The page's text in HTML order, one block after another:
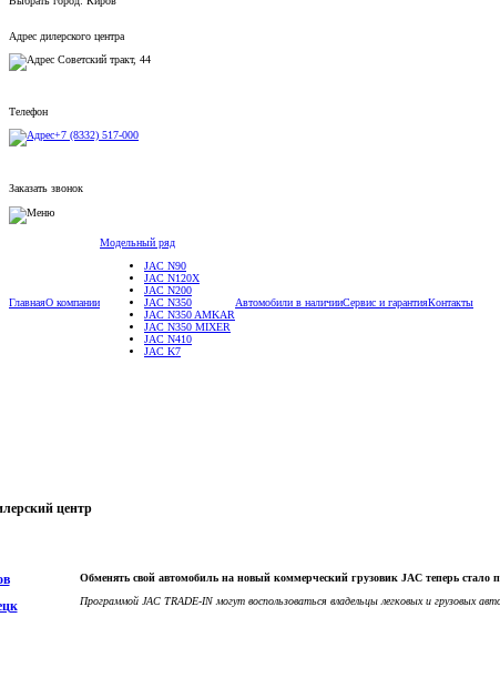
центр
Адрес дилерского центра
Советский тракт, 44
Телефон
+7 (8332) 517-000
Заказать звонок
ГлавнаяО компании
Модельный ряд
JAC N90
JAC N120X
JAC N200
JAC N350
JAC N350 AMKAR
JAC N350 MIXER
JAC N410
JAC K7
Автомобили в наличииСервис и гарантияКонтакты
Обменять свой автомобиль на новый коммерческий грузовик JAC теперь стало
Программой JAC TRADE-IN могут воспользоваться владельцы легковых и грузовых